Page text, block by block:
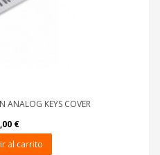
ANALOG KEYS COVER
€
al carrito